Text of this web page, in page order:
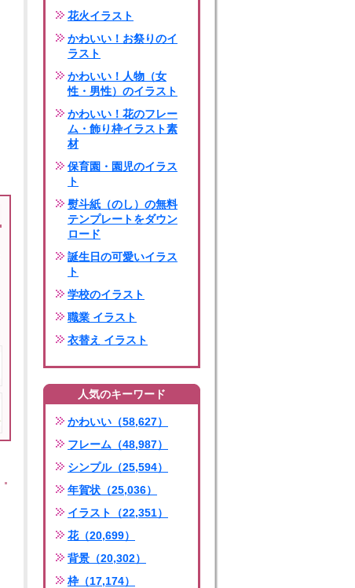
花火イラスト
かわいい！お祭りのイ
ラスト
かわいい！人物（女
性・男性）のイラスト
かわいい！花のフレー
ム・飾り枠イラスト素
材
保育園・園児のイラス
ト
熨斗紙（のし）の無料
テンプレートをダウン
ロード
誕生日の可愛いイラス
ト
学校のイラスト
職業 イラスト
衣替え イラスト
人気のキーワード
かわいい（58,627）
フレーム（48,987）
シンプル（25,594）
年賀状（25,036）
イラスト（22,351）
花（20,699）
背景（20,302）
枠（17,174）